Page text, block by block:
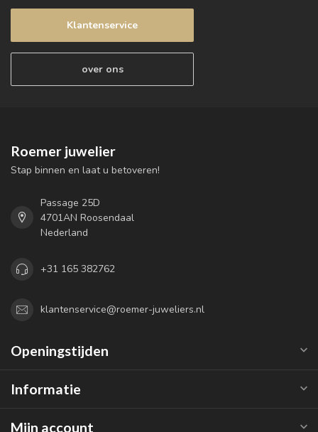
Klantenservice
over ons
Roemer juwelier
Stap binnen en laat u betoveren!
Passage 25D
4701AN Roosendaal
Nederland
+31 165 382762
klantenservice@roemer-juweliers.nl
Openingstijden
Informatie
Mijn account